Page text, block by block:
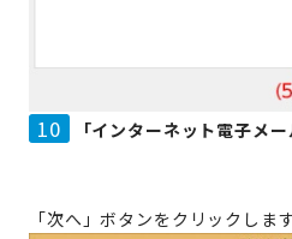
10 「インターネット電子メ
「次へ」ボタンをクリックします